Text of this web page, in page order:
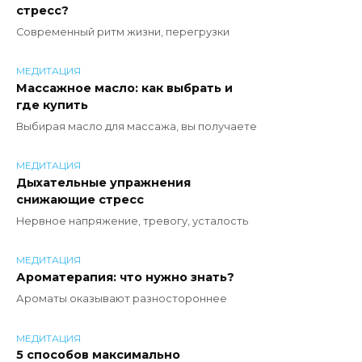
стресс?
Современный ритм жизни, перегрузки
МЕДИТАЦИЯ
Массажное масло: как выбрать и
где купить
Выбирая масло для массажа, вы получаете
МЕДИТАЦИЯ
Дыхательные упражнения
снижающие стресс
Нервное напряжение, тревогу, усталость
МЕДИТАЦИЯ
Ароматерапия: что нужно знать?
Ароматы оказывают разностороннее
МЕДИТАЦИЯ
5 способов максимально